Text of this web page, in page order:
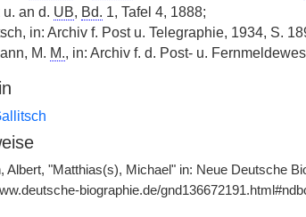
an d. UB, Bd. 1, Tafel 4, 1888;
in: Archiv f. Post u. Telegraphie, 1934, S.
M. M., in: Archiv f. d. Post- u.
Albert, "Matthias(s), Michael" in: Neue Deutsche
biographie.de/